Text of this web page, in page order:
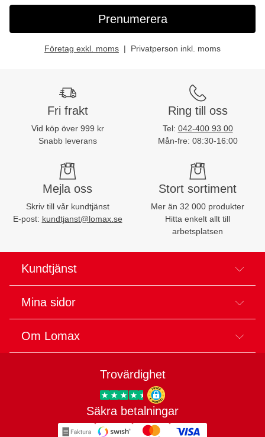
Prenumerera
Företag exkl. moms Privatperson inkl. moms
Fri frakt
Vid köp över 999 kr
Snabb leverans
Ring till oss
Tel: 042-400 93 00
Mån-fre: 08:30-16:00
Mejla oss
Skriv till vår kundtjänst
E-post: kundtjanst@lomax.se
Stort sortiment
Mer än 32 000 produkter
Hitta enkelt allt till
arbetsplatsen
Kundtjänst
Mina sidor
Om Lomax
Trovärdighet
Trygg E-handel
Säkra betalningar